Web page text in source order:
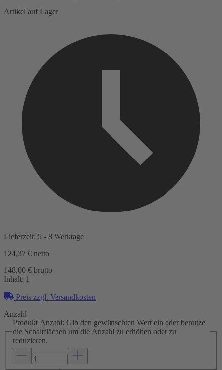
Artikel auf Lager
Lieferzeit: 5 - 8 Werktage
124,37 € netto
148,00 € brutto
Inhalt: 1
Preis zzgl. Versandkosten
Anzahl
Produkt Anzahl: Gib den gewünschten Wert ein oder benutze
die Schaltflächen um die Anzahl zu erhöhen oder zu
reduzieren.